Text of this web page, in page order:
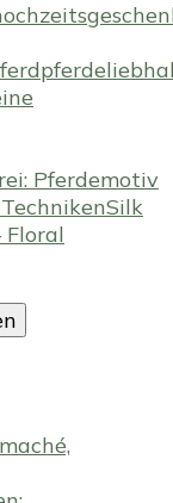
Pferdemotiv
Floral